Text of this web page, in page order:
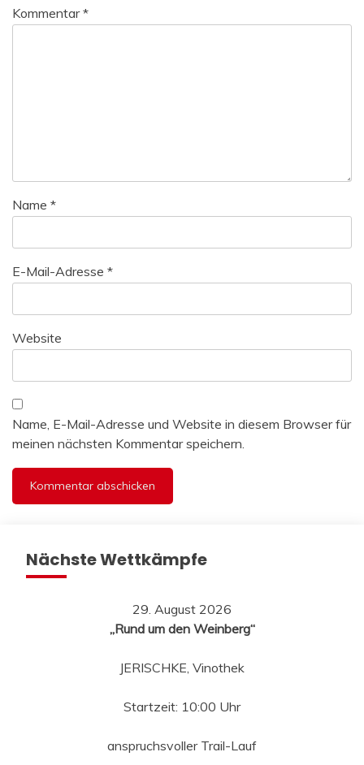
Kommentar*
Name *
E-Mail-Adresse *
Website
Name, E-Mail-Adresse und Website in diesem Browser für
meinen nächsten Kommentar speichern.
Nächste Wettkämpfe
29. August 2026
„Rund um den Weinberg“
JERISCHKE, Vinothek
Startzeit: 10:00 Uhr
anspruchsvoller Trail-Lauf